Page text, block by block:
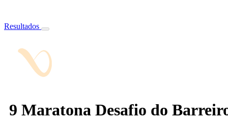
Resultados
9 Maratona Desafio do